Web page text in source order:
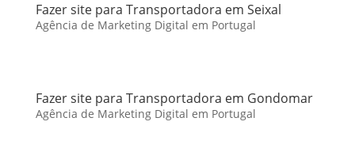
Fazer site para Transportadora em Seixal
Agência de Marketing Digital em Portugal
Fazer site para Transportadora em Gondomar
Agência de Marketing Digital em Portugal